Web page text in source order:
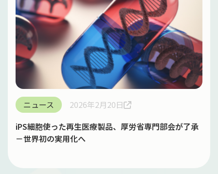
ニュース
2026年2月20日
iPS細胞使った再生医療製品、厚労省専門部会が了承
－世界初の実用化へ